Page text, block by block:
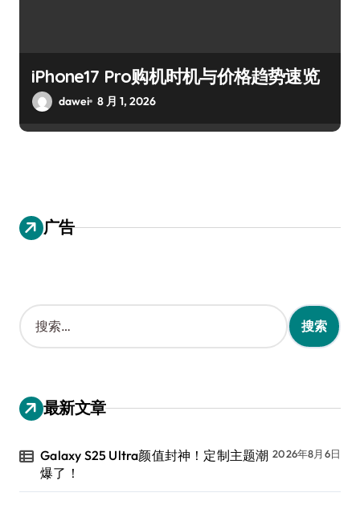
iPhone17 Pro购机时机与价格趋势速览
dawei 8 月 1, 2026
广告
搜
索
：
最新文章
Galaxy S25 Ultra颜值封神！定制主题潮
爆了！
2026年8月6日